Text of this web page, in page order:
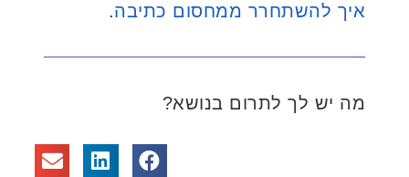
איך להשתחרר ממחסום כתיבה.
מה יש לך לתרום בנושא?